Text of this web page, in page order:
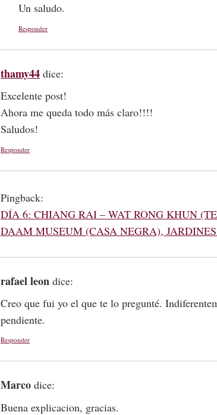
Un saludo.
Responder
thamy44 dice:
Excelente post!
Ahora me queda todo más claro!!!!
Saludos!
Responder
Pingback:
DÍA 6: CHIANG RAI – WAT RONG KHUN
DAAM MUSEUM (CASA NEGRA),
rafael leon dice:
Creo que fui yo el que te lo pregunté.
pendiente.
Responder
Marco dice:
Buena explicacion, gracias.